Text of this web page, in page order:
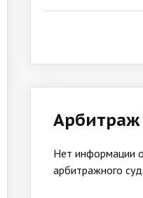
Арбитраж
Нет информации
арбитражного